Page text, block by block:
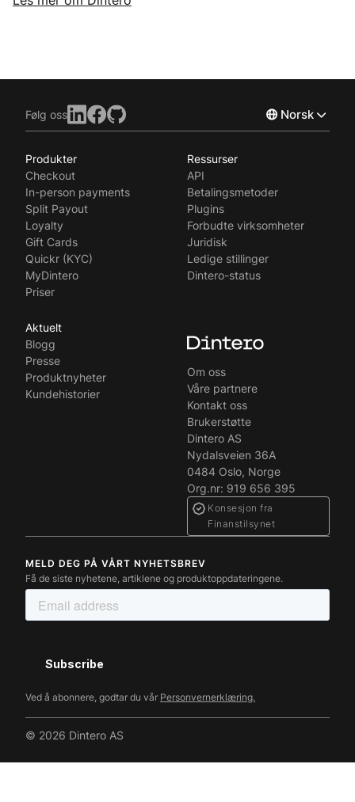
Følg oss Norsk
Svenska
Produkter
Checkout
In-person payments
Split Payout
Loyalty
Gift Cards
Quickr (KYC)
MyDintero
Priser
Ressurser
API
Betalingsmetoder
Plugins
Forbudte virksomheter
Juridisk
Ledige stillinger
Dintero-status
Aktuelt
Blogg
Presse
Produktnyheter
Kundehistorier
Om oss
Våre partnere
Kontakt oss
Brukerstøtte
Dintero AS
Nydalsveien 36A
0484 Oslo, Norge
Org.nr: 919 656 395
Konsesjon fra
Finanstilsynet
MELD DEG PÅ VÅRT NYHETSBREV
Få de siste nyhetene, artiklene og produktoppdateringene.
Ved å abonnere, godtar du vår Personvernerklæring.
© 2026 Dintero AS